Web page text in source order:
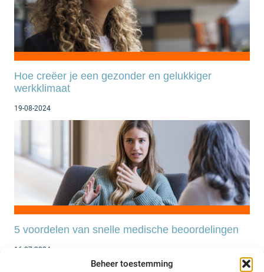
Beheer toestemming
Hoe creëer je een gezonder en gelukkiger
werkklimaat
19-08-2024
5 voordelen van snelle medische beoordelingen
16-07-2024